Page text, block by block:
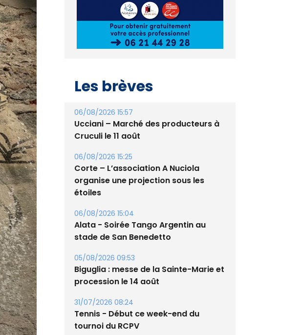
06/08/2026 15:57
Cruculi le 11 août
06/08/2026 15:25
organise une projection sous les
étoiles
06/08/2026 15:04
stade de San Benedetto
05/08/2026 09:53
procession le 14 août
31/07/2026 08:24
Tennis - Début ce week-end du
tournoi du RCPV
31/07/2026 08:22